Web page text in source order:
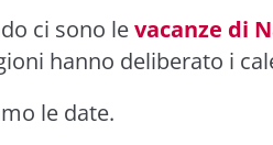
ci sono levacanze di
hanno deliberato i
le date.